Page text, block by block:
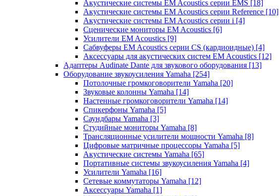
Акустические системы EM Acoustics серии EMS [18]
Акустические системы EM Acoustics серии Reference [10]
Акустические системы EM Acoustics серии i [4]
Сценические мониторы EM Acoustics [6]
Усилители EM Acoustics [9]
Сабвуферы EM Acoustics серии CS (кардиоидные) [4]
Аксессуары для акустических систем EM Acoustics [12]
Адаптеры Audinate Dante для звукового оборудования [13]
Оборудование звукоусиления Yamaha [254]
Потолочные громкоговорители Yamaha [20]
Звуковые колонны Yamaha [14]
Настенные громкоговорители Yamaha [14]
Спикерфоны Yamaha [5]
Саундбары Yamaha [3]
Студийные мониторы Yamaha [8]
Трансляционные усилители мощности Yamaha [8]
Цифровые матричные процессоры Yamaha [5]
Акустические системы Yamaha [65]
Портативные системы звукоусиления Yamaha [4]
Усилители Yamaha [16]
Сетевые коммутаторы Yamaha [12]
Аксессуары Yamaha [1]